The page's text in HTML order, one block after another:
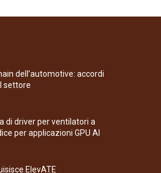
dell’automotive: accordi
settore
di driver per ventilatori a
per applicazioni GPU AI
ElevATE